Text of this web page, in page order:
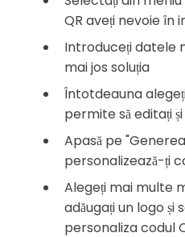
QR aveți nevoie în
Introduceți datele
mai jos soluția
Întotdeauna
permite să editați
Apasă pe
personalizează-ți
Alegeți mai multe
adăugați un logo și
personaliza codul